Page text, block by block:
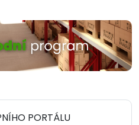
PORTÁLU